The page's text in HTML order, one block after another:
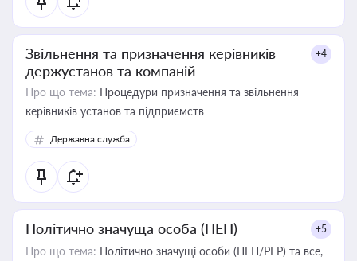
Звільнення та призначення керівників
держустанов та компаній
+4
Про що тема: Процедури призначення та звільнення
керівників установ та підприємств
Державна служба
Політично значуща особа (ПЕП) +5
Про що тема: Політично значущі особи (ПЕП/PEP) та все,